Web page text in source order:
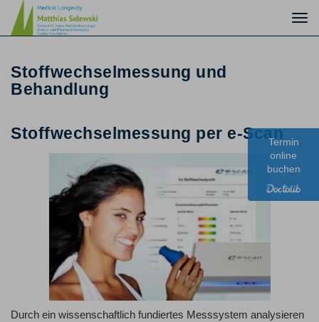
Stoffwechselmessung und
Behandlung
Stoffwechselmessung per e-Scan
Durch ein wissenschaftlich fundiertes Messsystem analysieren
Termin
online
buchen